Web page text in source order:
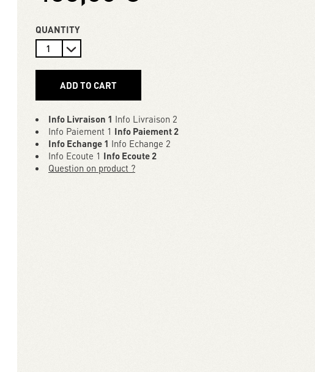
QUANTITY
ADD TO CART
Info Livraison 1 Info Livraison 2
Info Paiement 1 Info Paiement 2
Info Echange 1 Info Echange 2
Info Ecoute 1 Info Ecoute 2
Question on product ?